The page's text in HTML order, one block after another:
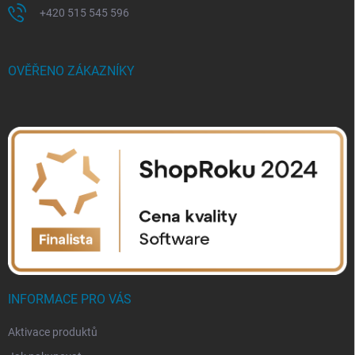
+420 515 545 596
OVĚŘENO ZÁKAZNÍKY
INFORMACE PRO VÁS
Aktivace produktů